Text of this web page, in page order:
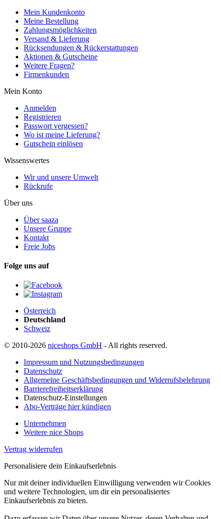
Mein Kundenkonto
Meine Bestellung
Zahlungsmöglichkeiten
Versand & Lieferung
Rücksendungen & Rückerstattungen
Aktionen & Gutscheine
Weitere Fragen?
Firmenkunden
Mein Konto
Anmelden
Registrieren
Passwort vergessen?
Wo ist meine Lieferung?
Gutschein einlösen
Wissenswertes
Wir und unsere Umwelt
Rückrufe
Über uns
Über saaza
Unsere Gruppe
Kontakt
Freie Jobs
Folge uns auf
Österreich
Deutschland
Schweiz
© 2010-2026 niceshops GmbH - All rights reserved.
Impressum und Nutzungsbedingungen
Datenschutz
Allgemeine Geschäftsbedingungen und Widerrufsbelehrung
Barrierefreiheitserklärung
Datenschutz-Einstellungen
Abo-Verträge hier kündigen
Unternehmen
Weitere nice Shops
Vertrag widerrufen
Personalisiere dein Einkaufserlebnis
Nur mit deiner individuellen Einwilligung verwenden wir Cookies
und weitere Technologien, um dir ein personalisiertes
Einkaufserlebnis zu bieten.